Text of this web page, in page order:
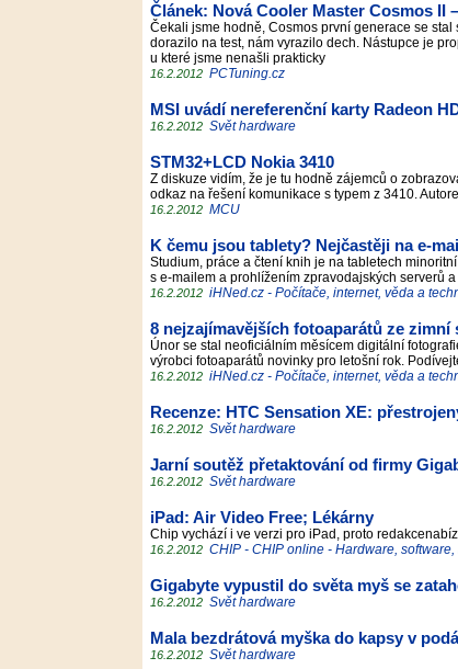
Článek: Nová Cooler Master Cosmos II
Čekali jsme hodně, Cosmos první generace se
dorazilo na test, nám vyrazilo dech. Nástupce je
u které jsme nenašli prakticky
16.2.2012 PCTuning.cz
MSI uvádí nereferenční karty Radeon
16.2.2012 Svět hardware
STM32+LCD Nokia 3410
Z diskuze vidím, že je tu hodně zájemců o
odkaz na řešení komunikace s typem z 3410.
16.2.2012 MCU
K čemu jsou tablety? Nejčastěji na e-
Studium, práce a čtení knih je na tabletech
s e-mailem a prohlížením zpravodajských serverů
16.2.2012 iHNed.cz - Počítače, internet, věda a
8 nejzajímavějších fotoaparátů ze zimní
Únor se stal neoficiálním měsícem digitální
výrobci fotoaparátů novinky pro letošní rok.
16.2.2012 iHNed.cz - Počítače, internet, věda a
Recenze: HTC Sensation XE:
16.2.2012 Svět hardware
Jarní soutěž přetaktování od firmy
16.2.2012 Svět hardware
iPad: Air Video Free; Lékárny
Chip vychází i ve verzi pro iPad, proto
16.2.2012 CHIP - CHIP online - Hardware,
Gigabyte vypustil do světa myš se
16.2.2012 Svět hardware
Mala bezdrátová myška do kapsy v
16.2.2012 Svět hardware